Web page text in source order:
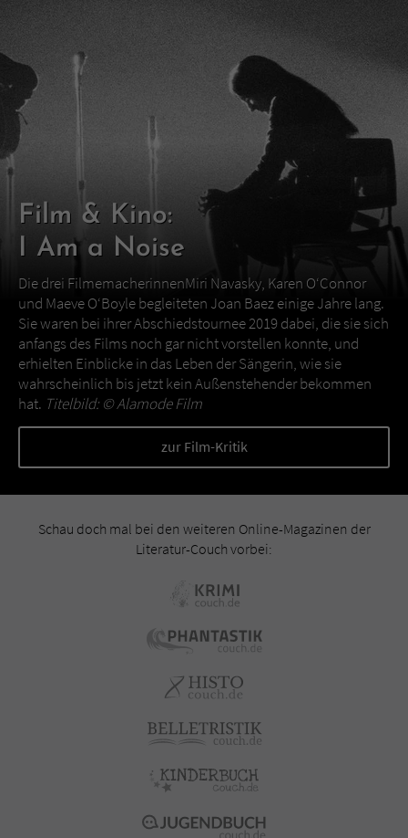
Film & Kino:
I Am a Noise
Die drei FilmemacherinnenMiri Navasky, Karen O‘Connor
und Maeve O‘Boyle begleiteten Joan Baez einige Jahre lang.
Sie waren bei ihrer Abschiedstournee 2019 dabei, die sie sich
anfangs des Films noch gar nicht vorstellen konnte, und
erhielten Einblicke in das Leben der Sängerin, wie sie
wahrscheinlich bis jetzt kein Außenstehender bekommen
hat. Titelbild: ©Alamode Film
zur Film-Kritik
Schau doch mal bei den weiteren Online-Magazinen der
Literatur-Couch vorbei: